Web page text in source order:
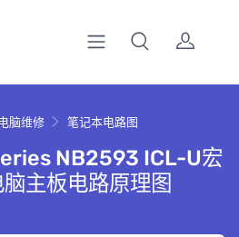
脑维修 笔记本电路图
NB2593 ICL-U宏
主板电路原理图